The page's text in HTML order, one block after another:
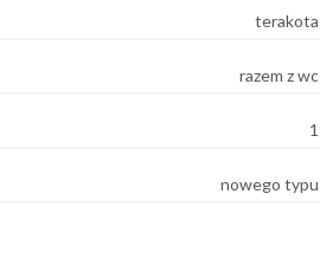
terakota
razem z wc
1
nowego typu